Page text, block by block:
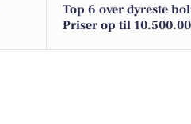
Top 6 over dyreste
Priser op til